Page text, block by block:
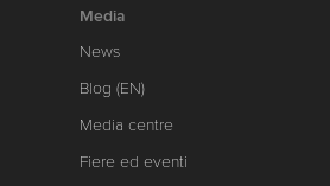
Media
News
Blog (EN)
Media centre
Fiere ed eventi